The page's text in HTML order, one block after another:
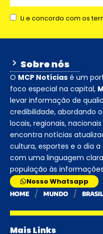
Li e concordo com os
Sobre nós
O MCP Notícias é um
foco especial na capital,
levar informação de
credibilidade, abordando
locais, regionais,
encontra notícias
cultura, esportes e o dia
com uma linguagem
população às
Nosso Whatsapp
HOME MUNDO BRASIL
Mais Links